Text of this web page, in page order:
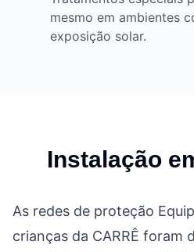
mesmo em ambientes
exposição solar.
Instalação
As redes de proteção
crianças da CARRÊ foram